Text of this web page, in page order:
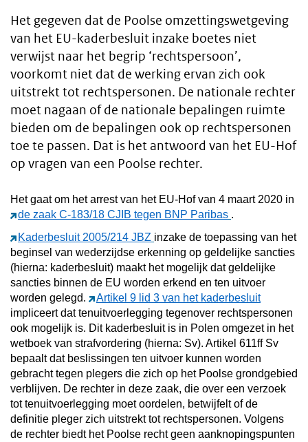
Het gegeven dat de Poolse omzettingswetgeving
van het EU-kaderbesluit inzake boetes niet
verwijst naar het begrip ‘rechtspersoon’,
voorkomt niet dat de werking ervan zich ook
uitstrekt tot rechtspersonen. De nationale rechter
moet nagaan of de nationale bepalingen ruimte
bieden om de bepalingen ook op rechtspersonen
toe te passen. Dat is het antwoord van het EU-Hof
op vragen van een Poolse rechter.
Het gaat om het arrest van het EU-Hof van 4 maart 2020 in
de zaak C-183/18 CJIB tegen BNP Paribas .
Kaderbesluit 2005/214 JBZ inzake de toepassing van het
beginsel van wederzijdse erkenning op geldelijke sancties
(hierna: kaderbesluit) maakt het mogelijk dat geldelijke
sancties binnen de EU worden erkend en ten uitvoer
worden gelegd.
Artikel 9 lid 3 van het kaderbesluit
impliceert dat tenuitvoerlegging tegenover rechtspersonen
ook mogelijk is. Dit kaderbesluit is in Polen omgezet in het
wetboek van strafvordering (hierna: Sv). Artikel 611ff Sv
bepaalt dat beslissingen ten uitvoer kunnen worden
gebracht tegen plegers die zich op het Poolse grondgebied
verblijven. De rechter in deze zaak, die over een verzoek
tot tenuitvoerlegging moet oordelen, betwijfelt of de
definitie pleger zich uitstrekt tot rechtspersonen. Volgens
de rechter biedt het Poolse recht geen aanknopingspunten